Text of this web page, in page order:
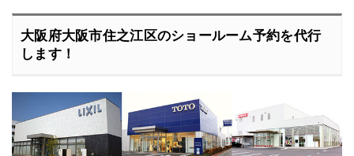
大阪府大阪市住之江区のショールーム予約を代行
します！